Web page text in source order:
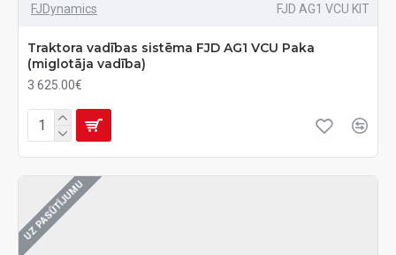
FJDynamics FJD AG1 VCU KIT
Traktora vadības sistēma FJD AG1 VCU Paka
(miglotāja vadība)
3 625.00€
UZ PASŪTĪJUMU